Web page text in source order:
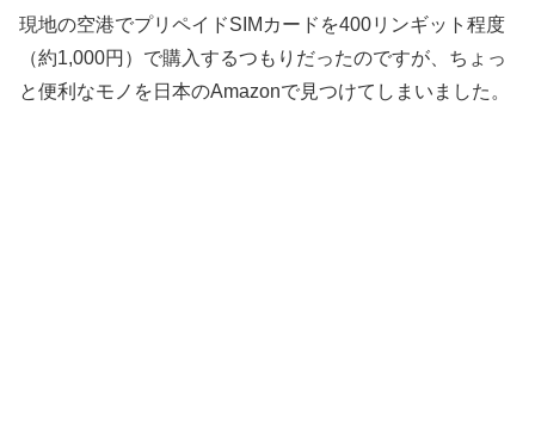
現地の空港でプリペイドSIMカードを400リンギット程度
（約1,000円）で購入するつもりだったのですが、ちょっ
と便利なモノを日本のAmazonで見つけてしまいました。